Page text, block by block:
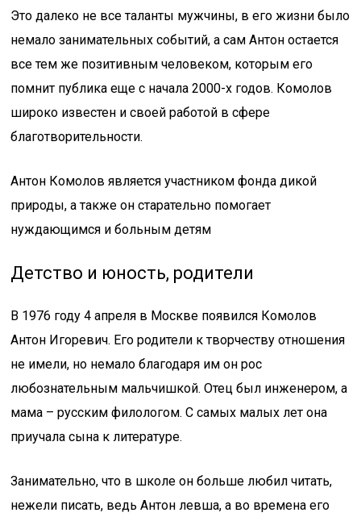
Это далеко не все таланты мужчины, в его жизни было
немало занимательных событий, а сам Антон остается
все тем же позитивным человеком, которым его
помнит публика еще с начала 2000-х годов. Комолов
широко известен и своей работой в сфере
благотворительности.
Антон Комолов является участником фонда дикой
природы, а также он старательно помогает
нуждающимся и больным детям
Детство и юность, родители
В 1976 году 4 апреля в Москве появился Комолов
Антон Игоревич. Его родители к творчеству отношения
не имели, но немало благодаря им он рос
любознательным мальчишкой. Отец был инженером, а
мама – русским филологом. С самых малых лет она
приучала сына к литературе.
Занимательно, что в школе он больше любил читать,
нежели писать, ведь Антон левша, а во времена его